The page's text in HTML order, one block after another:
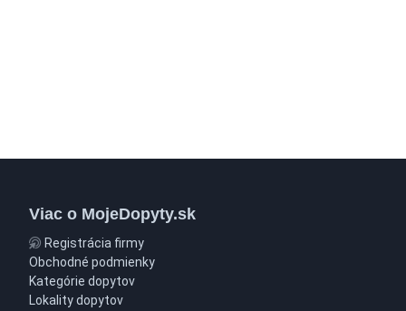
Viac o MojeDopyty.sk
Registrácia firmy
Obchodné podmienky
Kategórie dopytov
Lokality dopytov